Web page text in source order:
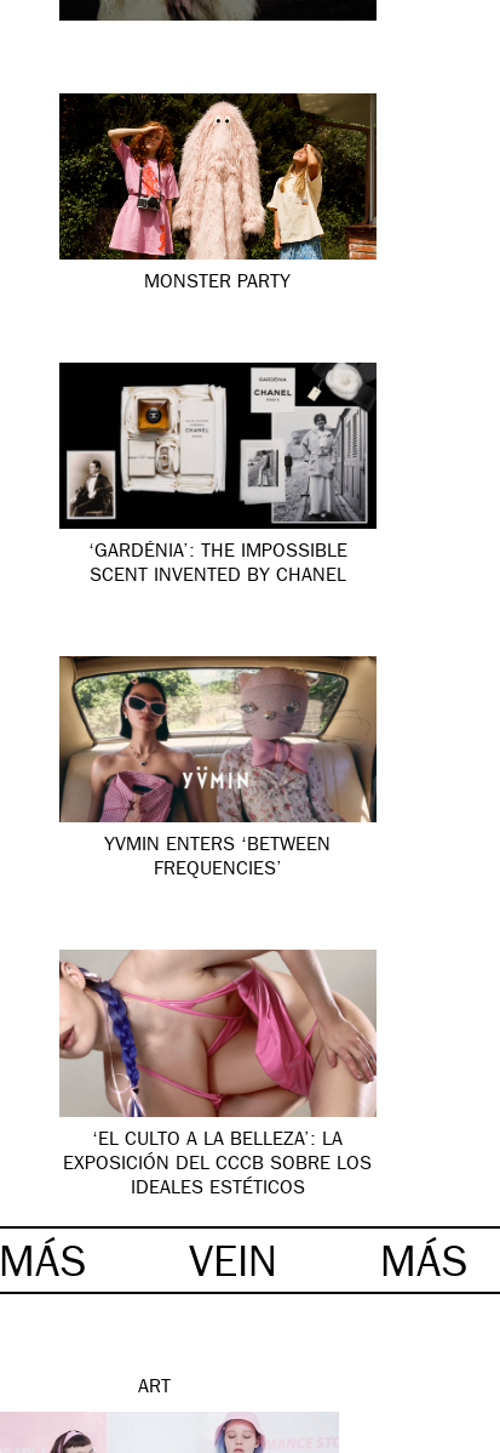
MONSTER PARTY
‘GARDÉNIA’: THE IMPOSSIBLE
SCENT INVENTED BY CHANEL
YVMIN ENTERS ‘BETWEEN
FREQUENCIES’
‘EL CULTO A LA BELLEZA’: LA
EXPOSICIÓN DEL CCCB SOBRE LOS
IDEALES ESTÉTICOS
MÁS VEIN MÁS
ART